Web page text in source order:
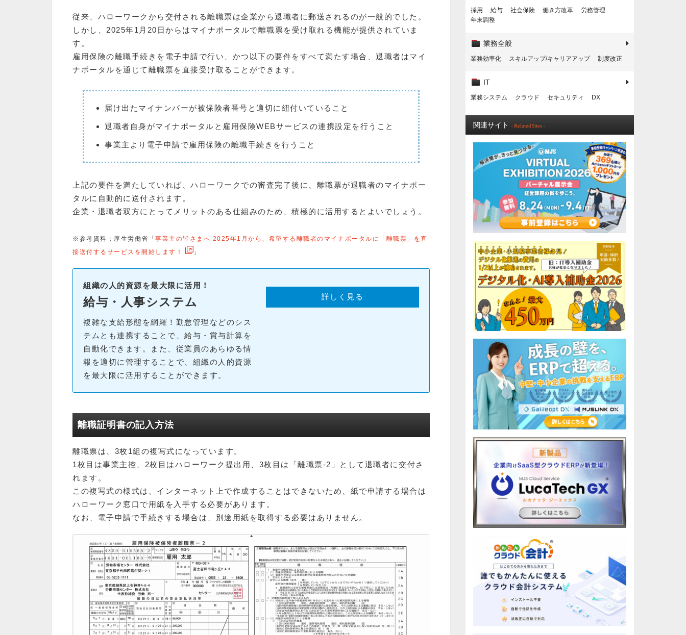
従来、ハローワークから交付される離職票は企業から退職者に郵送されるのが一般的でした。
しかし、2025年1月20日からはマイナポータルで離職票を受け取れる機能が提供されていま
す。
雇用保険の離職手続きを電子申請で行い、かつ以下の要件をすべて満たす場合、退職者はマイ
ナポータルを通じて離職票を直接受け取ることができます。
届け出たマイナンバーが被保険者番号と適切に紐付いていること
退職者自身がマイナポータルと雇用保険WEBサービスの連携設定を行うこと
事業主より電子申請で雇用保険の離職手続きを行うこと
上記の要件を満たしていれば、ハローワークでの審査完了後に、離職票が退職者のマイナポー
タルに自動的に送付されます。
企業・退職者双方にとってメリットのある仕組みのため、積極的に活用するとよいでしょう。
※参考資料：厚生労働省「事業主の皆さまへ 2025年1月から、希望する離職者のマイナポータルに「離職票」を直
接送付するサービスを開始します！
」
組織の人的資源を最大限に活用！
給与・人事システム
複雑な支給形態を網羅！勤怠管理などのシス
テムとも連携することで、給与・賞与計算を
自動化できます。また、従業員のあらゆる情
報を適切に管理することで、組織の人的資源
を最大限に活用することができます。
詳しく見る
離職証明書の記入方法
離職票は、3枚1組の複写式になっています。
1枚目は事業主控、2枚目はハローワーク提出用、3枚目は「離職票-2」として退職者に交付さ
れます。
この複写式の様式は、インターネット上で作成することはできないため、紙で申請する場合は
ハローワーク窓口で用紙を入手する必要があります。
なお、電子申請で手続きする場合は、別途用紙を取得する必要はありません。
採用 給与 社会保険 働き方改革
労務管理
年末調整
業務全般
業務効率化 スキルアップ/キャリアアップ 制度改正
IT
業務システム クラウド セキュリティ DX
関連サイト - Related Sites -